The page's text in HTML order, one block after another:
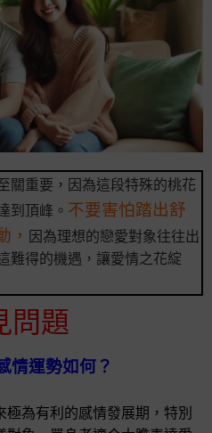
關重要，因為這段特殊的桃花
到頂峰。 不要害怕踏出舒
， 因為理想的戀愛對象往往出
難得的機遇，讓愛情之花綻
問題
情運勢如何？
為有利的感情發展期，特別